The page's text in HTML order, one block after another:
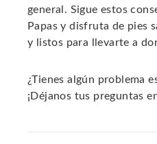
general. Sigue estos
Papas y disfruta de pies
y listos para llevarte a
¿Tienes algún problema
¡Déjanos tus preguntas